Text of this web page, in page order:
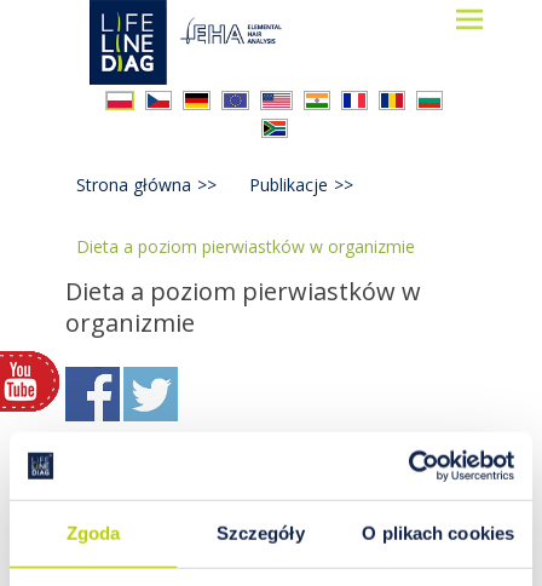
Zgoda Szczegóły O plikach cookies
Lifelinediag
Elemental Hair Analysis
Strona główna >> Publikacje >>
Dieta a poziom pierwiastków w organizmie
Dieta a poziom pierwiastków w
organizmie